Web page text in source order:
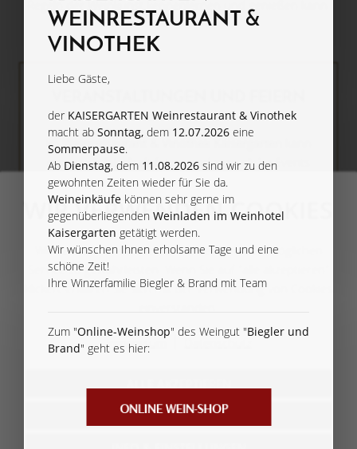
Regeln der Weinkunst kennenlernen und genießen kann.
Im Weinrestaurant & Vinothek Kaisergarten
man auch fabelhaft feiern und gemütliche Events
veranstalten. Und das tun wir auch. Hier finden
unterschiedlichste Veranstaltungen, wie z. B.
Lesungen, Krimi-Dinnerund Kleinkunst-Events
statt, immer begleitet von saisonalen Menüs,
Büffets und unseren Weinen. Immer
entspannend. Immer lecker!
Hier treffen Trends auf Traditionen, begegnen
sich Jung und Alt. Und hier präsentieren „sich“
Ein tolles Fest, auf das wir uns jedes Jahr aufs
Neue freuen.
WEINRESTAURANT &
VINOTHEK
Liebe Gäste,
der KAISERGARTEN Weinrestaurant & Vinothek
macht ab Sonntag, dem 12.07.2026 eine
Sommerpause.
Ab Dienstag, dem11.08.2026sind wir zu den
gewohnten Zeiten wieder für Sie da.
Weineinkäufekönnen sehr gerne im
gegenüberliegenden Weinladen im Weinhotel
Kaisergarten getätigt werden.
Wir wünschen Ihnen erholsame Tage und eine
schöne Zeit!
Ihre Winzerfamilie Biegler & Brand mit Team
Zum "Online-Weinshop" des Weingut "Biegler und
Brand" geht es hier:
WIR VERWENDEN COOKIES
Wir verwenden Cookies, um Ihnen den bestmöglichen
Service zu gewährleisten. Wenn Sie auf "alle akzeptieren"
klicken, erklären Sie sich mit der Verwendung von Cookies
Impressum Datenschutz
VERWEIGERN